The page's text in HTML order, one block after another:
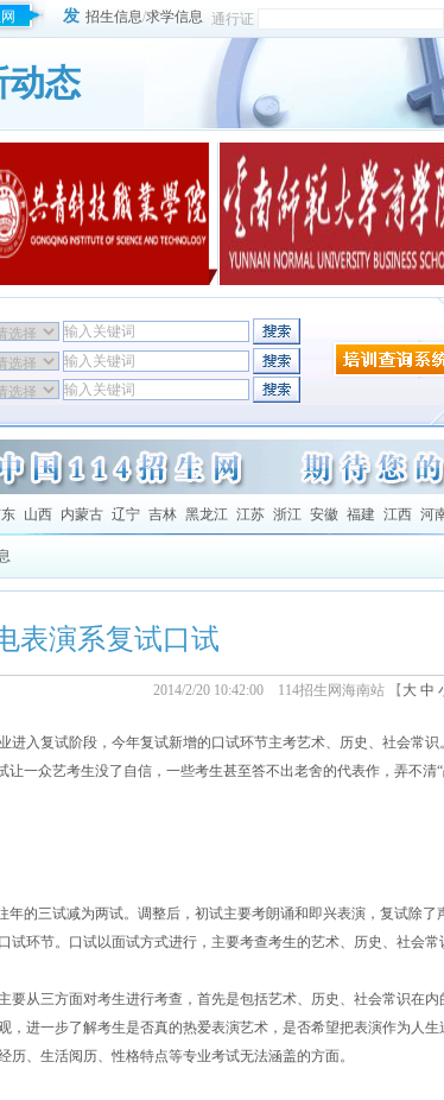
发 招生信息/求学信息 通行证
动态
山西 内蒙古 辽宁 吉林 黑龙江 江苏 浙江 安徽 福建 江西 河
表演系复试口试
2014/2/20 10:42:00 114招生网海南站 【 大 中
入复试阶段，今年复试新增的口试环节主考艺术、历史、社会常识
让一众艺考生没了自信，一些考生甚至答不出老舍的代表作，弄不清
年的三试减为两试。调整后，初试主要考朗诵和即兴表演，复试除了
环节。口试以面试方式进行，主要考查考生的艺术、历史、社会常
要从三方面对考生进行考查，首先是包括艺术、历史、社会常识在内
，进一步了解考生是否真的热爱表演艺术，是否希望把表演作为人生
、生活阅历、性格特点等专业考试无法涵盖的方面。